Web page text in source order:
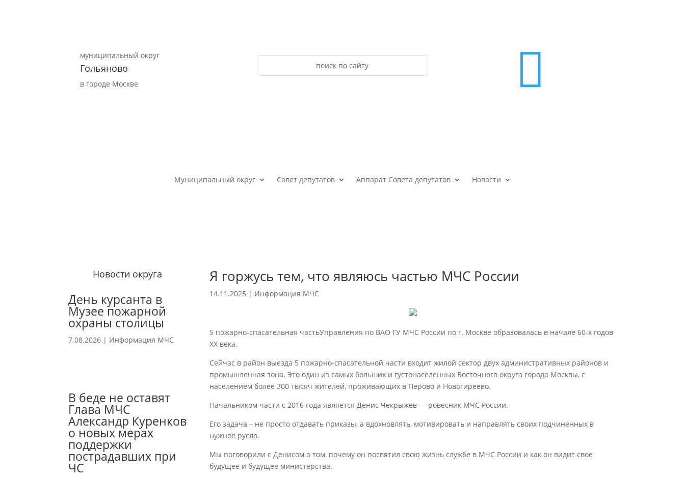
муниципальный округ
Гольяново
в городе Москве 
Муниципальный округ Совет депутатов Аппарат Совета депутатов Новости
Новости округа
День курсанта в
Музее пожарной
охраны столицы
7.08.2026 | Информация МЧС
В беде не оставят
Глава МЧС
Александр Куренков
о новых мерах
поддержки
пострадавших при
ЧС
Я горжусь тем, что являюсь частью МЧС России
14.11.2025 | Информация МЧС
5 пожарно-спасательная частьУправления по ВАО ГУ МЧС России по г. Москве образовалась в начале 60-х годов
XX века.
Сейчас в район выезда 5 пожарно-спасательной части входит жилой сектор двух административных районов и
промышленная зона. Это один из самых больших и густонаселенных Восточного округа города Москвы, с
населением более 300 тысяч жителей, проживающих в Перово и Новогиреево.
Начальником части с 2016 года является Денис Чекрыжев — ровесник МЧС России.
Его задача – не просто отдавать приказы, а вдохновлять, мотивировать и направлять своих подчиненных в
нужное русло.
Мы поговорили с Денисом о том, почему он посвятил свою жизнь службе в МЧС России и как он видит свое
будущее и будущее министерства.